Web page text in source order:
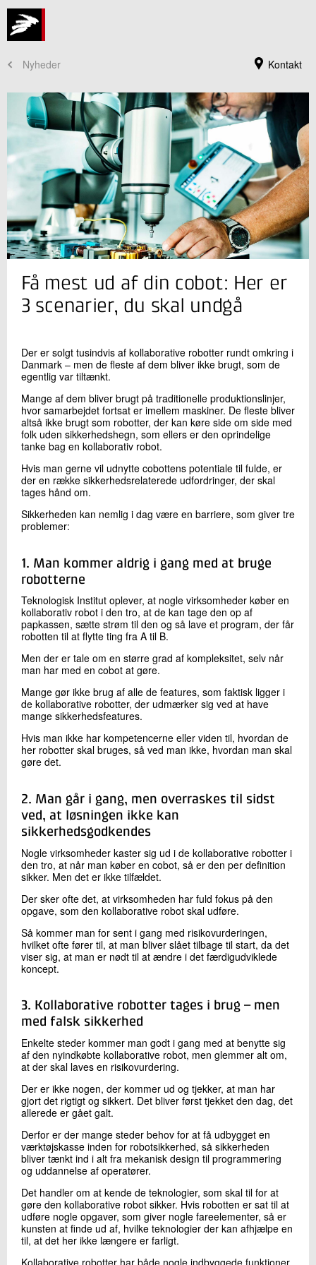
Kontakt
Nyheder
Jeg er din kontaktperson
Søren Peter Johansen
Faglig leder
Robotteknologi
LinkedIn
Skriv til mig
Få mest ud af din cobot: Her er
3 scenarier, du skal undgå
Der er solgt tusindvis af kollaborative robotter rundt omkring i
Danmark – men de fleste af dem bliver ikke brugt, som de
egentlig var tiltænkt.
Mange af dem bliver brugt på traditionelle produktionslinjer,
hvor samarbejdet fortsat er imellem maskiner. De fleste bliver
altså ikke brugt som robotter, der kan køre side om side med
folk uden sikkerhedshegn, som ellers er den oprindelige
tanke bag en kollaborativ robot.
Hvis man gerne vil udnytte cobottens potentiale til fulde, er
der en række sikkerhedsrelaterede udfordringer, der skal
tages hånd om.
Sikkerheden kan nemlig i dag være en barriere, som giver tre
problemer:
1. Man kommer aldrig i gang med at bruge
robotterne
Teknologisk Institut oplever, at nogle virksomheder køber en
kollaborativ robot i den tro, at de kan tage den op af
papkassen, sætte strøm til den og så lave et program, der får
robotten til at flytte ting fra A til B.
Men der er tale om en større grad af kompleksitet, selv når
man har med en cobot at gøre.
Mange gør ikke brug af alle de features, som faktisk ligger i
de kollaborative robotter, der udmærker sig ved at have
mange sikkerhedsfeatures.
Hvis man ikke har kompetencerne eller viden til, hvordan de
her robotter skal bruges, så ved man ikke, hvordan man skal
gøre det.
2. Man går i gang, men overraskes til sidst
ved, at løsningen ikke kan
sikkerhedsgodkendes
Nogle virksomheder kaster sig ud i de kollaborative robotter i
den tro, at når man køber en cobot, så er den per definition
sikker. Men det er ikke tilfældet.
Der sker ofte det, at virksomheden har fuld fokus på den
opgave, som den kollaborative robot skal udføre.
Så kommer man for sent i gang med risikovurderingen,
hvilket ofte fører til, at man bliver slået tilbage til start, da det
viser sig, at man er nødt til at ændre i det færdigudviklede
koncept.
3. Kollaborative robotter tages i brug – men
med falsk sikkerhed
Enkelte steder kommer man godt i gang med at benytte sig
af den nyindkøbte kollaborative robot, men glemmer alt om,
at der skal laves en risikovurdering.
Der er ikke nogen, der kommer ud og tjekker, at man har
gjort det rigtigt og sikkert. Det bliver først tjekket den dag, det
allerede er gået galt.
Derfor er der mange steder behov for at få udbygget en
værktøjskasse inden for robotsikkerhed, så sikkerheden
bliver tænkt ind i alt fra mekanisk design til programmering
og uddannelse af operatører.
Det handler om at kende de teknologier, som skal til for at
gøre den kollaborative robot sikker. Hvis robotten er sat til at
udføre nogle opgaver, som giver nogle fareelementer, så er
kunsten at finde ud af, hvilke teknologier der kan afhjælpe en
til, at det her ikke længere er farligt.
Kollaborative robotter har både nogle indbyggede funktioner,